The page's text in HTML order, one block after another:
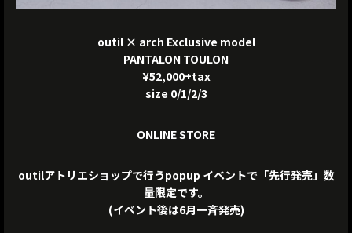
outil × arch Exclusive model
PANTALON TOULON
¥52,000+tax
size 0/1/2/3
ONLINE STORE
outilアトリエショップで行うpopup イベントで「先行発売」数
量限定です。
(イベント後は6月一斉発売)